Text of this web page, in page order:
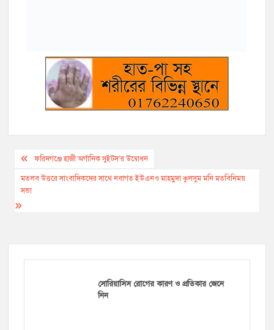
মানসিক রোগের কারণ ও প্রতিকার কি?
রক্তে কোলেস্টেরলের মাত্রা বেড়ে গেলে কি
করণীয়?